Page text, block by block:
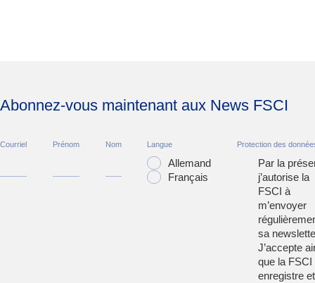
Abonnez-vous maintenant aux News FSCI
Courriel Prénom Nom Langue
Allemand
Français
Protection des
Par la
j’autorise la
FSCI à
m’envoyer
sa
J’accepte
que la FSCI
enregistre et